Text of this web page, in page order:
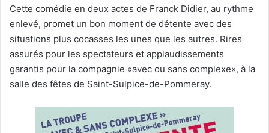
e
l
Cette comédie en deux actes de Franck Didier, au rythme
enlevé, promet un bon moment de détente avec des
situations plus cocasses les unes que les autres. Rires
assurés pour les spectateurs et applaudissements
garantis pour la compagnie «avec ou sans complexe», à la
salle des fêtes de Saint-Sulpice-de-Pommeray.